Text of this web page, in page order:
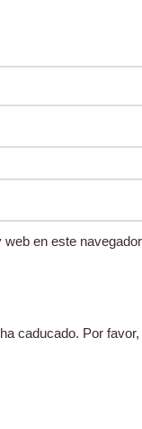
en este navegador
caducado. Por favor,